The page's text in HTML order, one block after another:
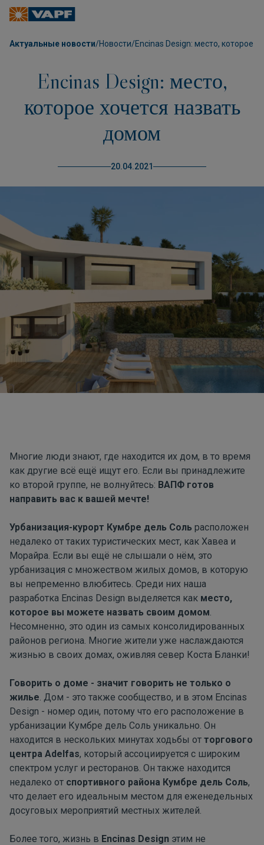
Актуальные новости/Новости/Encinas Design: место, которое
Encinas Design: место,
которое хочется назвать
домом
20.04.2021
Многие люди знают, где находится их дом, в то время
как другие всё ещё ищут его. Если вы принадлежите
ко второй группе, не волнуйтесь: ВАПФ готов
направить вас к вашей мечте!
Урбанизация-курорт Кумбре дель Соль расположен
недалеко от таких туристических мест, как Хавеа и
Морайра. Если вы ещё не слышали о нём, это
урбанизация с множеством жилых домов, в которую
вы непременно влюбитесь. Среди них наша
разработка Encinas Design выделяется как место,
которое вы можете назвать своим домом.
Несомненно, это один из самых консолидированных
районов региона. Многие жители уже наслаждаются
жизнью в своих домах, оживляя север Коста Бланки!
Говорить о доме - значит говорить не только о
жилье. Дом - это также сообщество, и в этом Encinas
Design - номер один, потому что его расположение в
урбанизации Кумбре дель Соль уникально. Он
находится в нескольких минутах ходьбы от торгового
центра Adelfas, который ассоциируется с широким
спектром услуг и ресторанов. Он также находится
недалеко от спортивного района Кумбре дель Соль,
что делает его идеальным местом для еженедельных
досуговых мероприятий местных жителей.
Более того, жизнь в Encinas Design этим не